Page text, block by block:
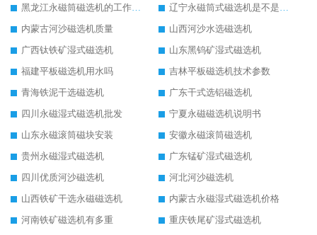
黑龙江永磁筒磁选机的工作原理
辽宁永磁筒式磁选机是不是强磁
内蒙古河沙磁选机质量
山西河沙水选磁选机
广西钛铁矿湿式磁选机
山东黑钨矿湿式磁选机
福建平板磁选机用水吗
吉林平板磁选机技术参数
青海铁泥干选磁选机
广东干式选铝磁选机
四川永磁湿式磁选机批发
宁夏永磁磁选机说明书
山东永磁滚筒磁块安装
安徽永磁滚筒磁选机
贵州永磁湿式磁选机
广东锰矿湿式磁选机
四川优质河沙磁选机
河北河沙磁选机
山西铁矿干选永磁磁选机
内蒙古永磁湿式磁选机价格
河南铁矿磁选机有多重
重庆铁尾矿湿式磁选机